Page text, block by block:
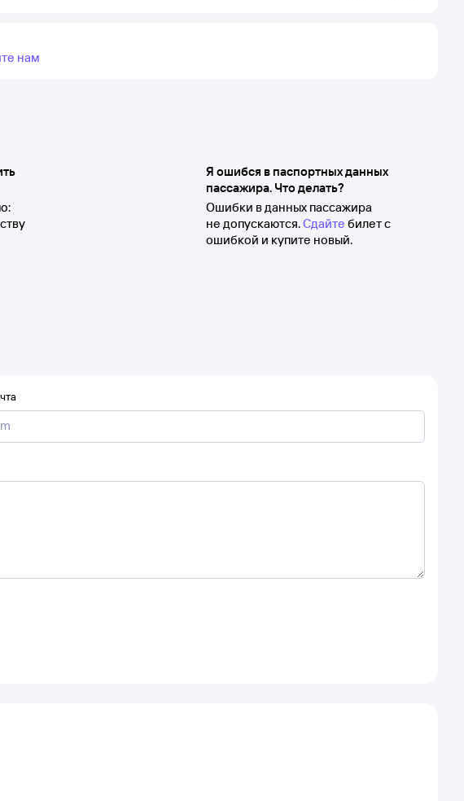
нам
Я ошибся в паспортных данных
пассажира. Что делать?
Ошибки в данных пассажира
не допускаются.Сдайте билет с
ошибкой и купите новый.